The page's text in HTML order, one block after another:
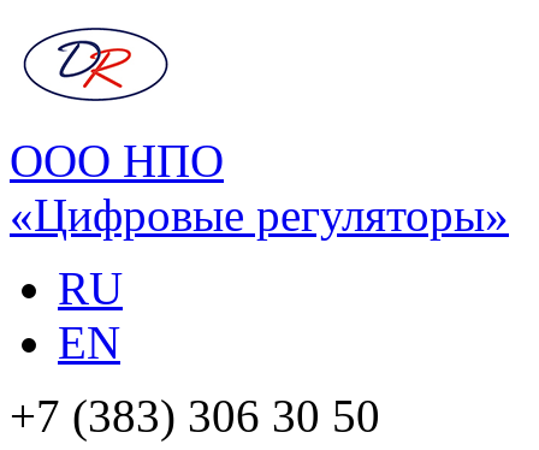
ООО НПО
«Цифровые регуляторы»
RU
EN
+7 (383) 306 30 50